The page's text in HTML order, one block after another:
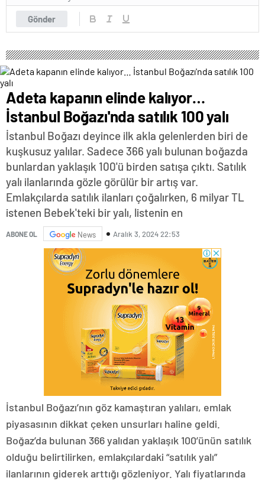
Gönder
Adeta kapanın elinde kalıyor…
İstanbul Boğazı'nda satılık 100 yalı
İstanbul Boğazı deyince ilk akla gelenlerden biri de
kuşkusuz yalılar. Sadece 366 yalı bulunan boğazda
bunlardan yaklaşık 100'ü birden satışa çıktı. Satılık
yalı ilanlarında gözle görülür bir artış var.
Emlakçılarda satılık ilanları çoğalırken, 6 milyar TL
istenen Bebek'teki bir yalı, listenin en
ABONE OL News Aralık 3, 2024 22:53
İstanbul Boğazı’nın göz kamaştıran yalıları, emlak
piyasasının dikkat çeken unsurları haline geldi.
Boğaz’da bulunan 366 yalıdan yaklaşık 100’ünün satılık
olduğu belirtilirken, emlakçılardaki “satılık yalı”
ilanlarının giderek arttığı gözleniyor. Yalı fiyatlarında